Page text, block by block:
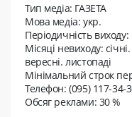
Тип медіа: ГАЗЕТА
Мова медіа: укр.
Періодичність виходу:
Місяці невиходу:
вересні. листопаді
Мінімальний строк
Телефон: (095) 117-34-
Обсяг реклами: 30 %